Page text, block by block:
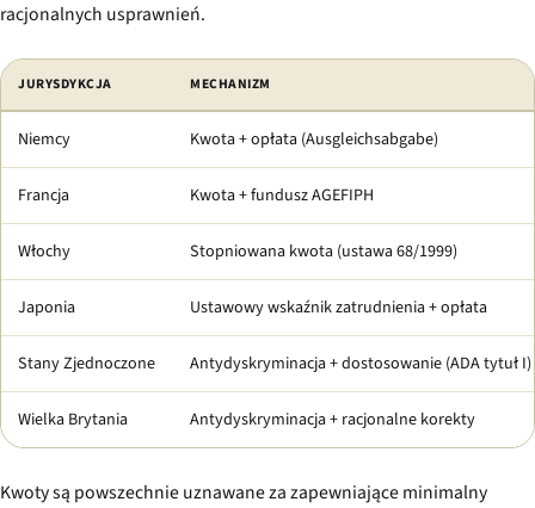
racjonalnych usprawnień.
JURYSDYKCJA MECHANIZM
Niemcy Kwota + opłata (Ausgleichsabgabe)
Francja Kwota + fundusz AGEFIPH
Włochy Stopniowana kwota (ustawa 68/1999)
Japonia Ustawowy wskaźnik zatrudnienia + opłata
Stany Zjednoczone Antydyskryminacja + dostosowanie (ADA tytuł I)
Wielka Brytania Antydyskryminacja + racjonalne korekty
Kwoty są powszechnie uznawane za zapewniające minimalny